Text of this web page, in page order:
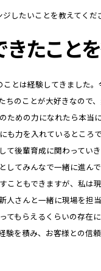
したいことを教えてくだ
きたこと
とは経験してきました
ちのことが大好きなので
ための力になれたら本当
も力を入れているところで
て後輩育成に関わってい
してみんなで一緒に進ん
こともできますが、私は
人さんと一緒に現場を担
てもらえるくらいの存在
験を積み、お客様との信